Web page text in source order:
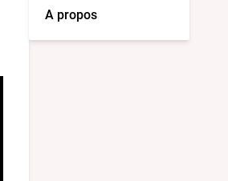
A propos